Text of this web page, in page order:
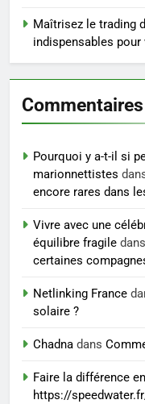
6
7
8
Maîtrisez le trading
indispensables
Pourquoi y a-t-il si
marionnettistes
encore rares dans
Vivre avec une
équilibre fragile dans
certaines
Netlinking France
solaire ?
Chadna dans
Faire la différence
https://